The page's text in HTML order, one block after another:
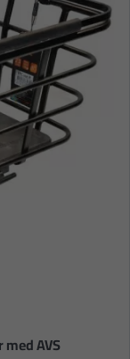
AVS